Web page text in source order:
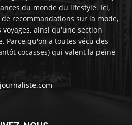
du monde du lifestyle. Ici,
recommandations sur la mode,
ainsi qu'une section
Parce qu'on a toutes vécu des
cocasses) qui valent la peine